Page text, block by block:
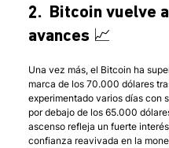
2.  Bitcoin vuelve
avances 📈
Una vez más, el Bitcoin ha
marca de los 70.000 dólares
experimentado varios días con
por debajo de los 65.000
ascenso refleja un fuerte
confianza reavivada en la